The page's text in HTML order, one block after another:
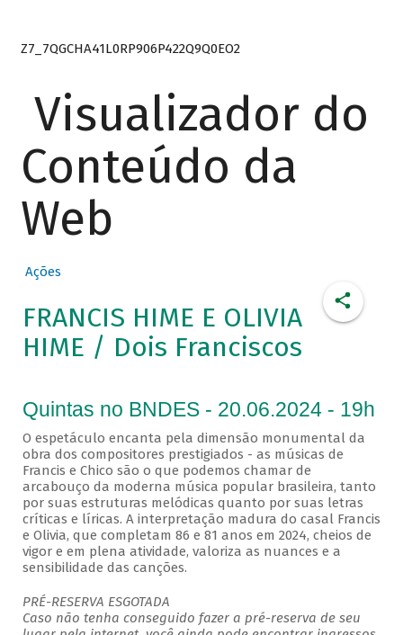
Z7_7QGCHA41L0RP906P422Q9Q0EO2
Visualizador do
Conteúdo da
Web
Ações
FRANCIS HIME E OLIVIA
HIME / Dois Franciscos
Quintas no BNDES - 20.06.2024 - 19h
O espetáculo encanta pela dimensão monumental da
obra dos compositores prestigiados - as músicas de
Francis e Chico são o que podemos chamar de
arcabouço da moderna música popular brasileira, tanto
por suas estruturas melódicas quanto por suas letras
críticas e líricas. A interpretação madura do casal Francis
e Olivia, que completam 86 e 81 anos em 2024, cheios de
vigor e em plena atividade, valoriza as nuances e a
sensibilidade das canções.
PRÉ-RESERVA ESGOTADA
Caso não tenha conseguido fazer a pré-reserva de seu